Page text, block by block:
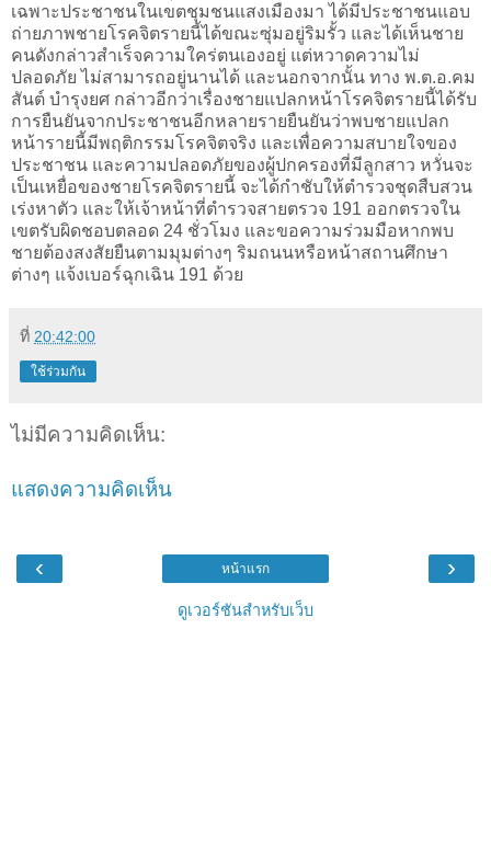
เฉพาะประชาชนในเขตชุมชนแสงเมืองมา ได้มีประชาชนแอบ
ถ่ายภาพชายโรคจิตรายนี้ได้ขณะซุ่มอยู่ริมรั้ว และได้เห็นชาย
คนดังกล่าวสําเร็จความใคร่ตนเองอยู่ แต่หวาดความไม่
ปลอดภัย ไม่สามารถอยู่นานได้ และนอกจากนั้น ทาง พ.ต.อ.คม
สันต์ บํารุงยศ กล่าวอีกว่าเรื่องชายแปลกหน้าโรคจิตรายนี้ได้รับ
การยืนยันจากประชาชนอีกหลายรายยืนยันว่าพบชายแปลก
หน้ารายนี้มีพฤติกรรมโรคจิตจริง และเพื่อความสบายใจของ
ประชาชน และความปลอดภัยของผู้ปกครองที่มีลูกสาว หวั่นจะ
เป็นเหยื่อของชายโรคจิตรายนี้ จะได้กําชับให้ตํารวจชุดสืบสวน
เร่งหาตัว และให้เจ้าหน้าที่ตํารวจสายตรวจ 191 ออกตรวจใน
เขตรับผิดชอบตลอด 24 ชั่วโมง และขอความร่วมมือหากพบ
ชายต้องสงสัยยืนตามมุมต่างๆ ริมถนนหรือหน้าสถานศึกษา
ต่างๆ แจ้งเบอร์ฉุกเฉิน 191 ด้วย
ที่ 20:42:00
ใช้ร่วมกัน
ไม่มีความคิดเห็น:
แสดงความคิดเห็น
‹ ›
หน้าแรก
ดูเวอร์ชันสำหรับเว็บ